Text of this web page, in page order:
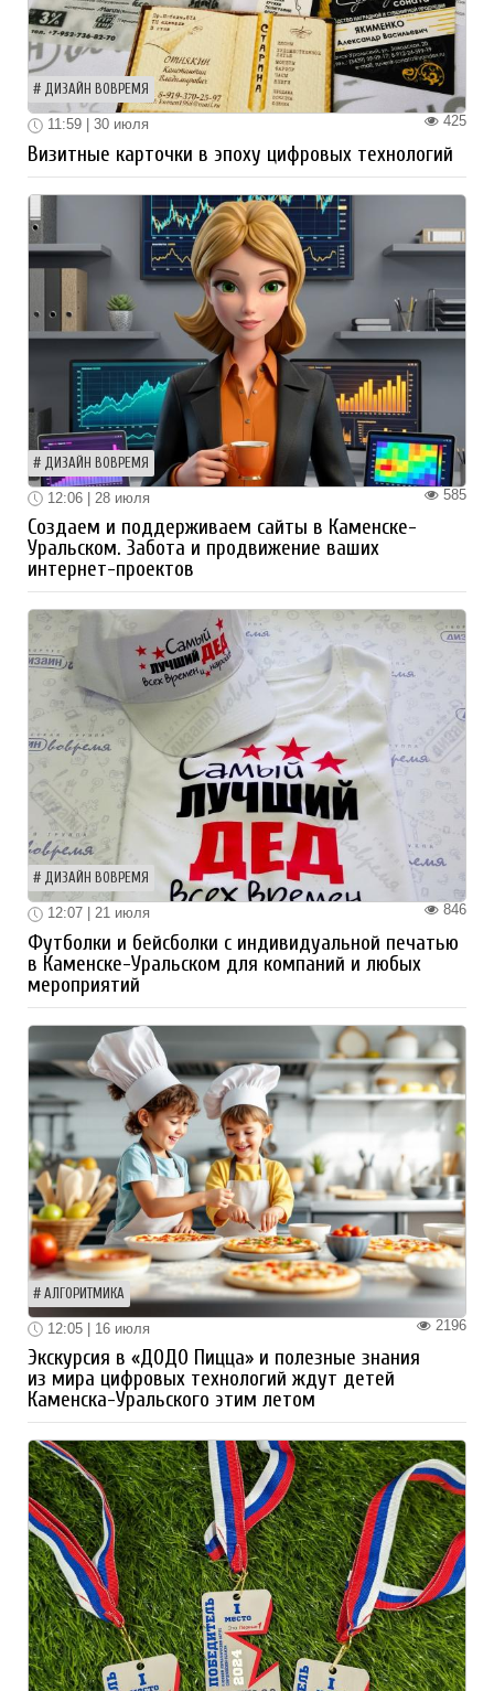
ДИЗАЙН ВОВРЕМЯ
425
11:59 | 30 июля
Визитные карточки в эпоху цифровых технологий
ДИЗАЙН ВОВРЕМЯ
585
12:06 | 28 июля
Создаем и поддерживаем сайты в Каменске-
Уральском. Забота и продвижение ваших
интернет-проектов
ДИЗАЙН ВОВРЕМЯ
846
12:07 | 21 июля
Футболки и бейсболки с индивидуальной печатью
в Каменске-Уральском для компаний и любых
мероприятий
АЛГОРИТМИКА
2196
12:05 | 16 июля
Экскурсия в «ДОДО Пицца» и полезные знания
из мира цифровых технологий ждут детей
Каменска-Уральского этим летом